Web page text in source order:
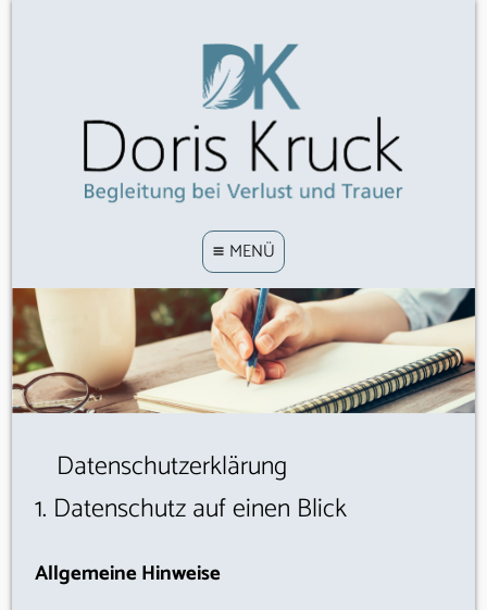
≡ MENÜ
Datenschutzerklärung
1. Datenschutz auf einen Blick
Allgemeine Hinweise